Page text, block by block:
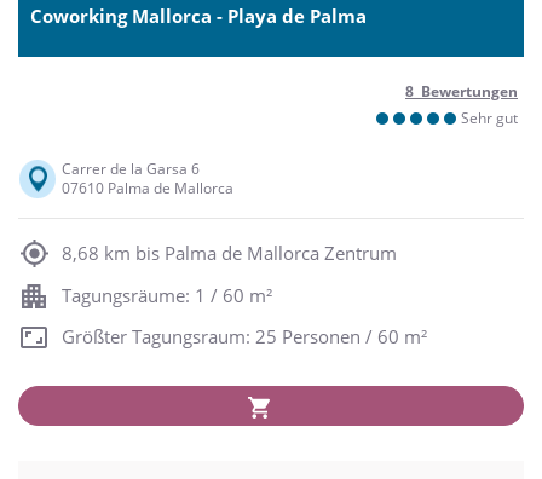
Coworking Mallorca - Playa de Palma
8 Bewertungen
Sehr gut
Carrer de la Garsa 6
07610 Palma de Mallorca
8,68 km bis Palma de Mallorca Zentrum
Tagungsräume: 1 / 60 m²
Größter Tagungsraum: 25 Personen / 60 m²